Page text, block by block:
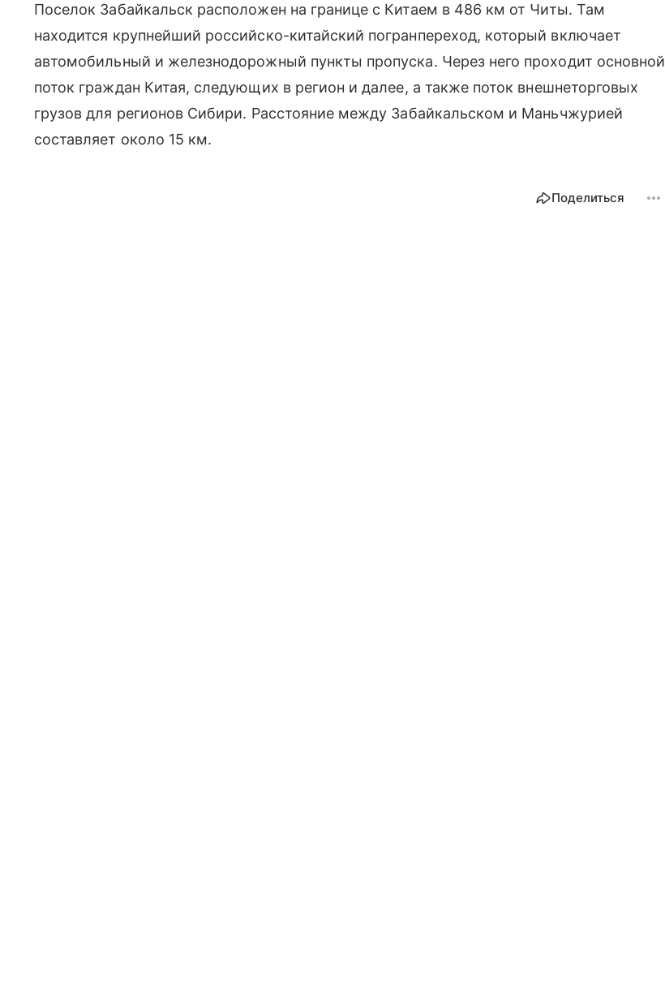
Поселок Забайкальск расположен на границе с Китаем в 486 км от Читы. Там
находится крупнейший российско-китайский погранпереход, который включает
автомобильный и железнодорожный пункты пропуска. Через него проходит основной
поток граждан Китая, следующих в регион и далее, а также поток внешнеторговых
грузов для регионов Сибири. Расстояние между Забайкальском и Маньчжурией
составляет около 15 км.
Поделиться